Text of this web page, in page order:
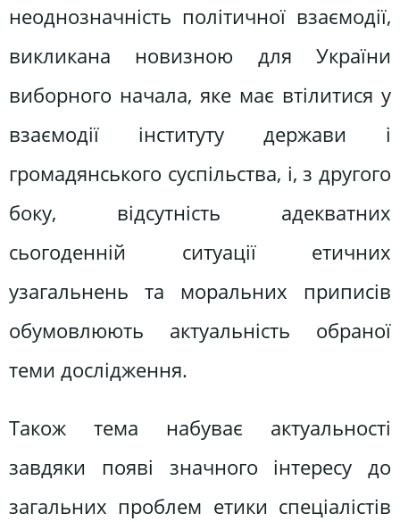
неоднозначність політичної взаємодії,
викликана новизною для України
виборного начала, яке має втілитися у
взаємодії інституту держави і
громадянського суспільства, і, з другого
боку, відсутність адекватних
сьогоденній ситуації етичних
узагальнень та моральних приписів
обумовлюють актуальність обраної
теми дослідження.
Також тема набуває актуальності
завдяки появі значного інтересу до
загальних проблем етики спеціалістів